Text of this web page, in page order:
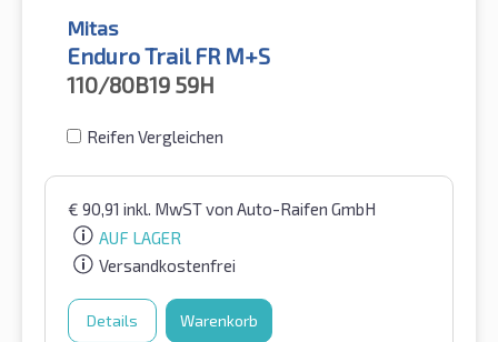
Mitas
Enduro Trail FR M+S
110/80B19 59H
Reifen Vergleichen
€ 90,91 inkl. MwSTvon Auto-Raifen GmbH
AUF LAGER
Versandkostenfrei
Details Warenkorb